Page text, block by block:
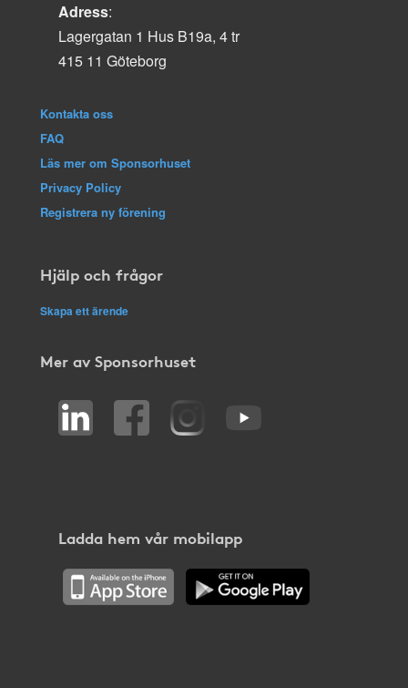
Adress:
Lagergatan 1 Hus B19a, 4 tr
415 11 Göteborg
Kontakta oss
FAQ
Läs mer om Sponsorhuset
Privacy Policy
Registrera ny förening
Hjälp och frågor
Skapa ett ärende
Mer av Sponsorhuset
Ladda hem vår mobilapp